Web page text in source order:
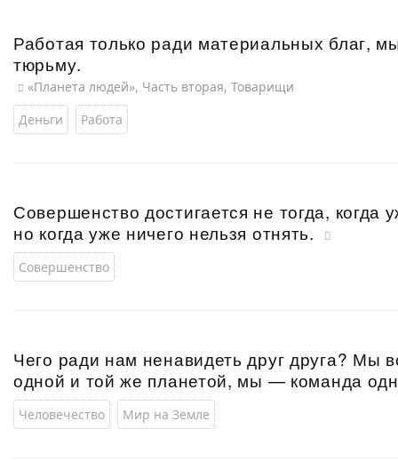
Работая только ради материальных благ,
тюрьму.
«Планета людей», Часть вторая, Товарищи
Деньги
Работа
Совершенство достигается не тогда, когда
но когда уже ничего нельзя отнять.
Совершенство
Чего ради нам ненавидеть друг друга? Мы
одной и той же планетой, мы — команда
Человечество Мир на Земле